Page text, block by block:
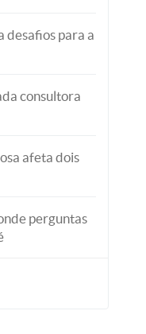
desafios para a
consultora
afeta dois
perguntas